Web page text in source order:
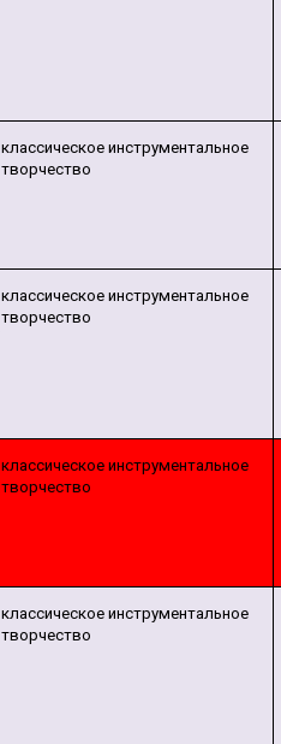
классическое инструментальное
творчество
классическое инструментальное
творчество
классическое инструментальное
творчество
классическое инструментальное
творчество